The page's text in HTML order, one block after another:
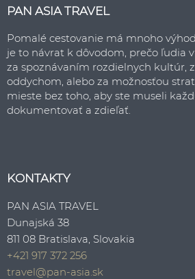
PAN ASIA TRAVEL
Pomalé cestovanie má mnoho
je to návrat k dôvodom, prečo ľudia
za spoznávaním rozdielnych kultúr,
oddychom, alebo za možnosťou
mieste bez toho, aby ste museli
dokumentovať a zdieľať.
KONTAKTY
PAN ASIA TRAVEL
Dunajská 38
811 08 Bratislava, Slovakia
+421 917 372 256
travel@pan-asia.sk